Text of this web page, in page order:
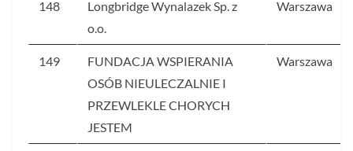
148
Longbridge Wynalazek Sp. z
o.o.
Warszawa
149
FUNDACJA WSPIERANIA
OSÓB NIEULECZALNIE I
PRZEWLEKLE CHORYCH
JESTEM
Warszawa